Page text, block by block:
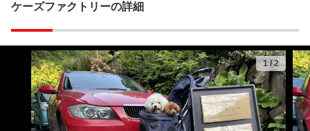
ケーズファクトリーの詳細
1 /2